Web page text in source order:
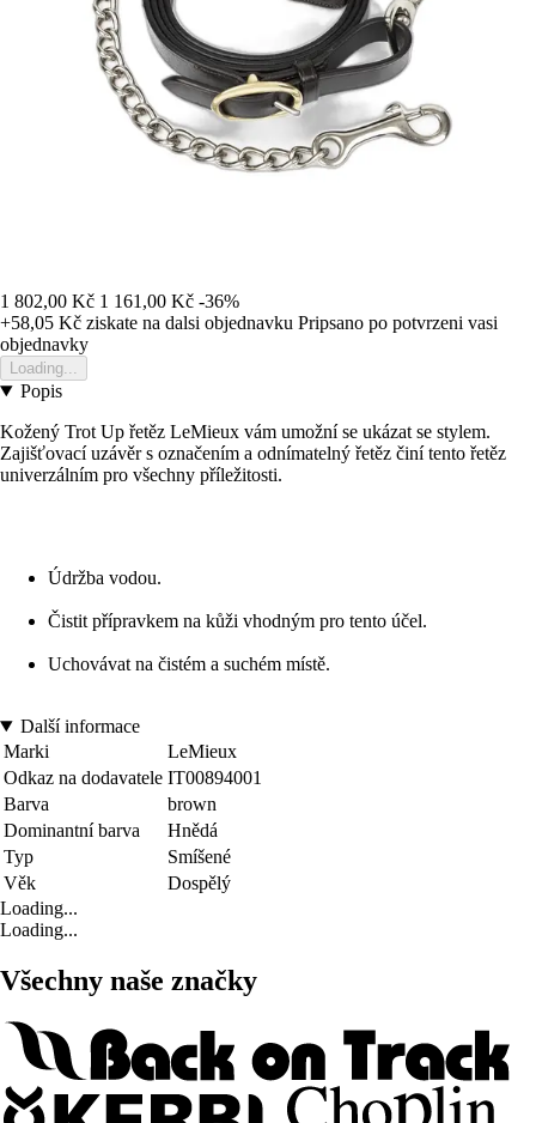
1 802,00 Kč 1 161,00 Kč -36%
+58,05 Kč ziskate na dalsi objednavku Pripsano po potvrzeni vasi
objednavky
Loading...
Popis
Kožený Trot Up řetěz LeMieux vám umožní se ukázat se stylem.
Zajišťovací uzávěr s označením a odnímatelný řetěz činí tento řetěz
univerzálním pro všechny příležitosti.
Údržba vodou.
Čistit přípravkem na kůži vhodným pro tento účel.
Uchovávat na čistém a suchém místě.
Další informace
Marki
LeMieux
Odkaz na dodavatele IT00894001
Barva
brown
Dominantní barva
Hnědá
Typ
Smíšené
Věk
Dospělý
Loading...
Loading...
Všechny naše značky